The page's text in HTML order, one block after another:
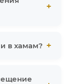
в хамам?